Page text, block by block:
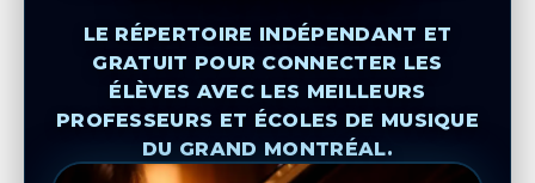
LE RÉPERTOIRE INDÉPENDANT ET
GRATUIT POUR CONNECTER LES
ÉLÈVES AVEC LES MEILLEURS
PROFESSEURS ET ÉCOLES DE MUSIQUE
DU GRAND MONTRÉAL.